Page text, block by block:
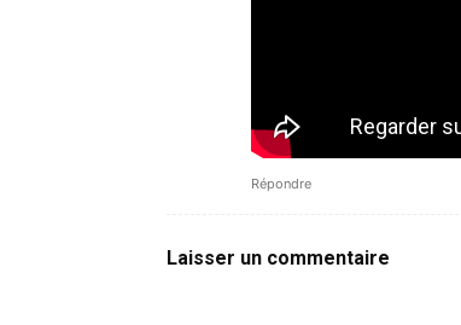
Répondre
Laisser un commentaire